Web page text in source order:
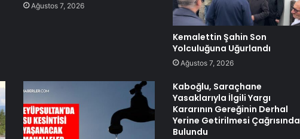
Ağustos 7, 2026
Kemalettin Şahin Son
Yolculuğuna Uğurlandı
Ağustos 7, 2026
Kaboğlu, Saraçhane
Yasaklarıyla İlgili Yargı
Kararının Gereğinin Derhal
Yerine Getirilmesi Çağrısında
Bulundu